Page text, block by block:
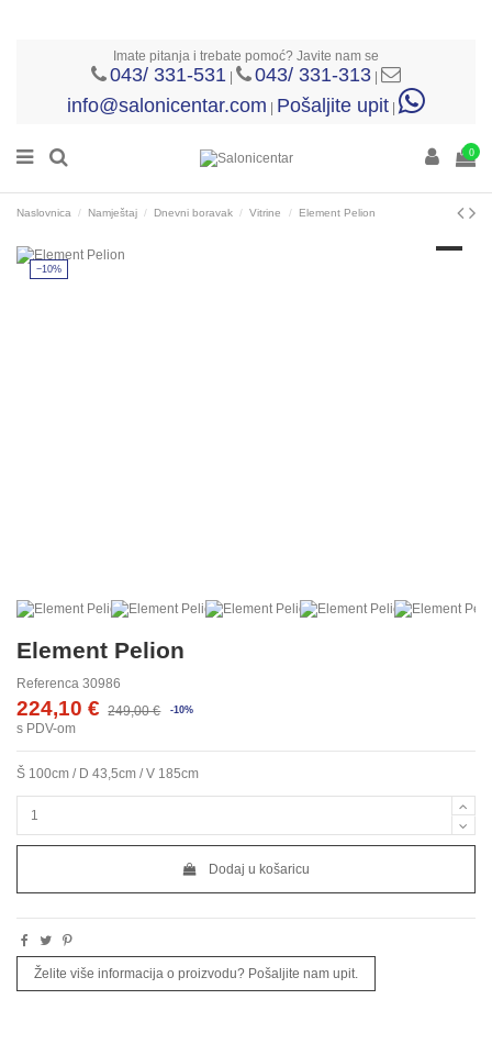
Imate pitanja i trebate pomoć? Javite nam se
043/ 331-531 | 043/ 331-313 |
info@salonicentar.com | Pošaljite upit |
0
Naslovnica Namještaj Dnevni boravak Vitrine Element Pelion
−10%
Element Pelion
Referenca 30986
224,10 € 249,00 € -10%
s PDV-om
Š 100cm / D 43,5cm / V 185cm
Dodaj u košaricu
Želite više informacija o proizvodu? Pošaljite nam upit.